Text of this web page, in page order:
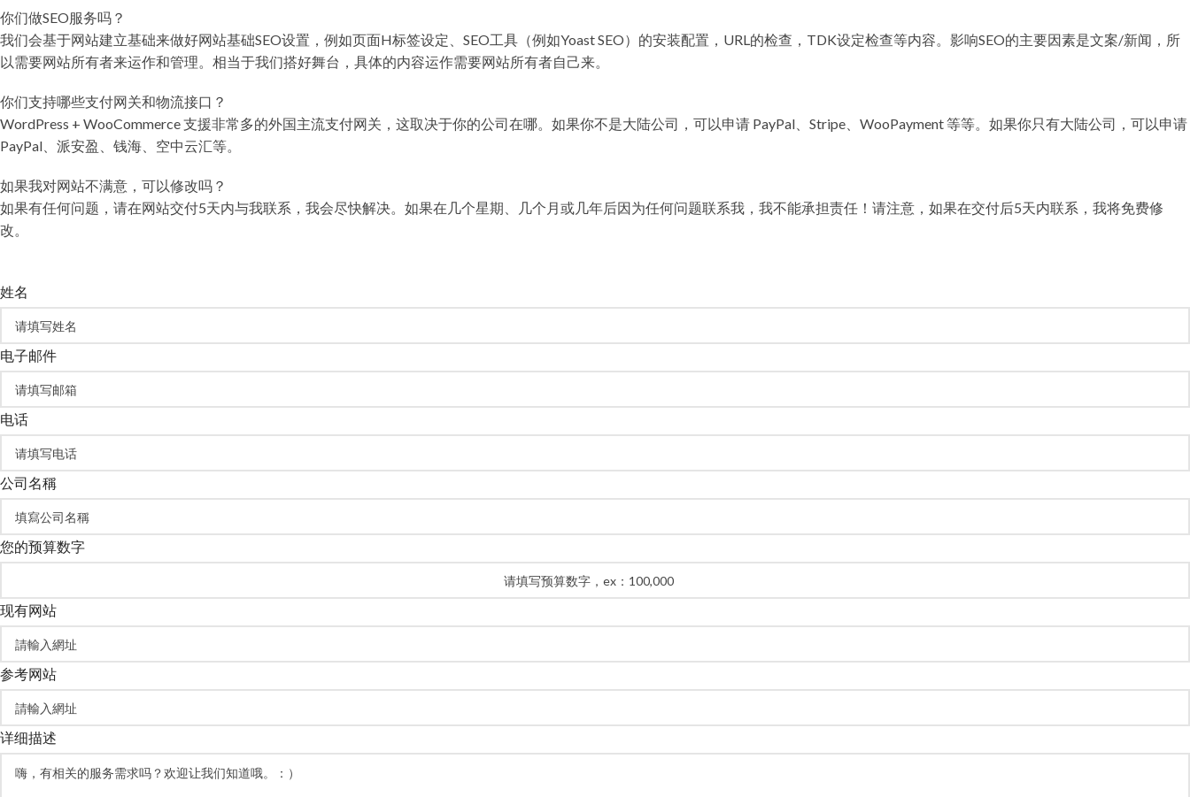
你们做SEO服务吗？
我们会基于网站建立基础来做好网站基础SEO设置，例如页面H标签设定、SEO工具（例如Yoast SEO）的安装配置，URL的检查，TDK设定检查等内容。影响SEO的主要因素是文案/新闻，所
以需要网站所有者来运作和管理。相当于我们搭好舞台，具体的内容运作需要网站所有者自己来。
你们支持哪些支付网关和物流接口？
WordPress + WooCommerce 支援非常多的外国主流支付网关，这取决于你的公司在哪。如果你不是大陆公司，可以申请 PayPal、Stripe、WooPayment 等等。如果你只有大陆公司，可以申请
PayPal、派安盈、钱海、空中云汇等。
如果我对网站不满意，可以修改吗？
如果有任何问题，请在网站交付5天内与我联系，我会尽快解决。如果在几个星期、几个月或几年后因为任何问题联系我，我不能承担责任！请注意，如果在交付后5天内联系，我将免费修
改。
姓名
电子邮件
电话
公司名稱
您的预算数字
现有网站
参考网站
详细描述